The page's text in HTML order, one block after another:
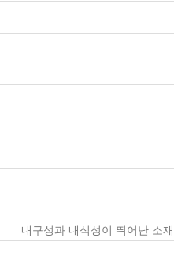
내구성과 내식성이 뛰어난 소